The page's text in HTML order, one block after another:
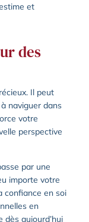
et
des
Il peut
naviguer dans
votre
perspective
par une
importe votre
confiance en soi
en
dès aujourd’hui